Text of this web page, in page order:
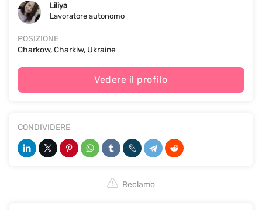
Liliya
Lavoratore autonomo
POSIZIONE
Charkow, Charkiw, Ukraine
Vedere il profilo
CONDIVIDERE
Reclamo